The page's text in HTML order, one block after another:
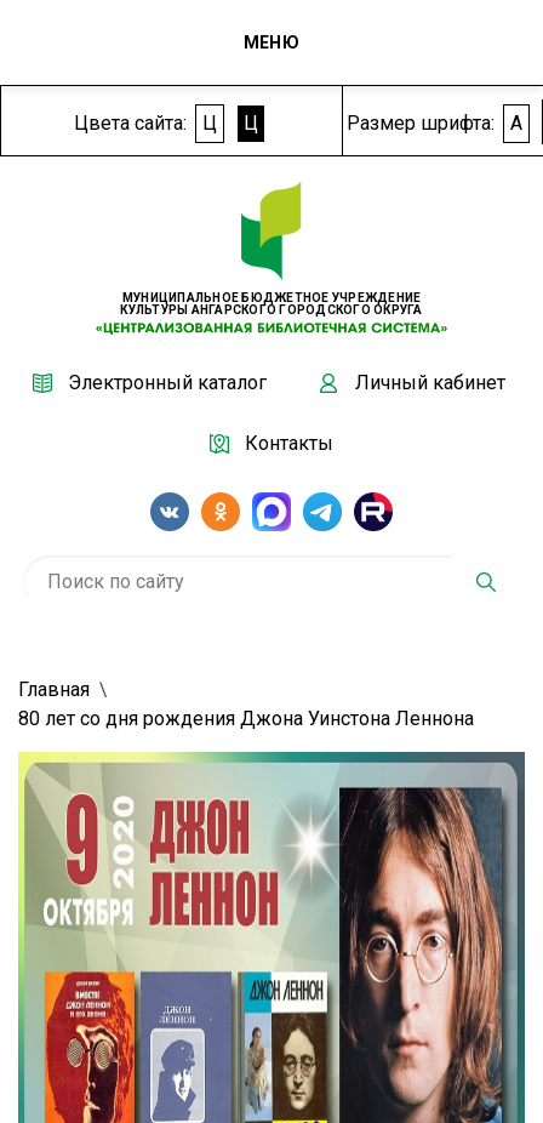
Цвета сайта: Ц Ц Размер шрифта: A
МУНИЦИПАЛЬНОЕ БЮДЖЕТНОЕ УЧРЕЖДЕНИЕ
КУЛЬТУРЫ АНГАРСКОГО ГОРОДСКОГО ОКРУГА
Электронный каталог Личный кабинет
Контакты
МЕНЮ
Главная
80 лет со дня рождения Джона Уинстона Леннона